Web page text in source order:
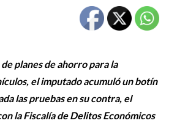
planes de ahorro para la
el imputado acumuló un botín
las pruebas en su contra, el
la Fiscalía de Delitos Económicos